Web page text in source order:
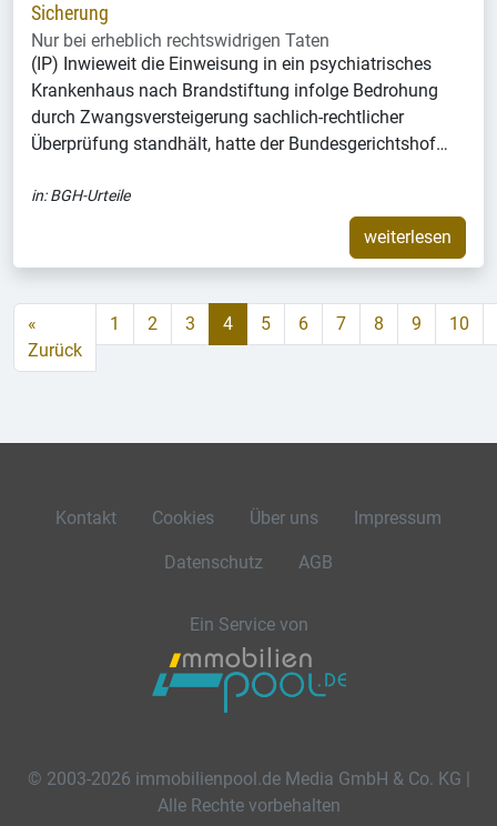
Sicherung
Nur bei erheblich rechtswidrigen Taten
(IP) Inwieweit die Einweisung in ein psychiatrisches
Krankenhaus nach Brandstiftung infolge Bedrohung
durch Zwangsversteigerung sachlich-rechtlicher
Überprüfung standhält, hatte der Bundesgerichtshof…
in:BGH-Urteile
weiterlesen
«
Zurück
1 2 3 4 5 6 7 8 9 10
Kontakt Cookies Über uns Impressum
Datenschutz AGB
Ein Service von
© 2003-2026 immobilienpool.de Media GmbH & Co. KG |
Alle Rechte vorbehalten